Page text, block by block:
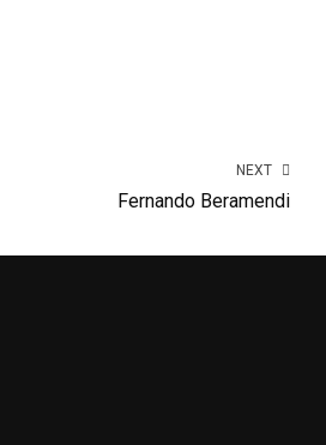
NEXT
Fernando Beramendi